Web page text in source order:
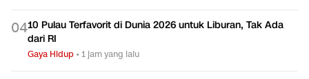
0410 Pulau Terfavorit di Dunia 2026 untuk Liburan, Tak Ada
dari RI
Gaya Hidup •1 jam yang lalu